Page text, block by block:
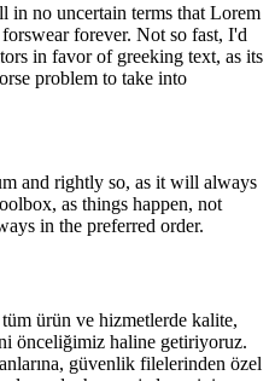
in no uncertain terms that Lorem
forever. Not so fast, I'd
in favor of greeking text, as its
problem to take into
and rightly so, as it will always
as things happen, not
in the preferred order.
ürün ve hizmetlerde kalite,
önceliğimiz haline getiriyoruz.
güvenlik filelerinden özel